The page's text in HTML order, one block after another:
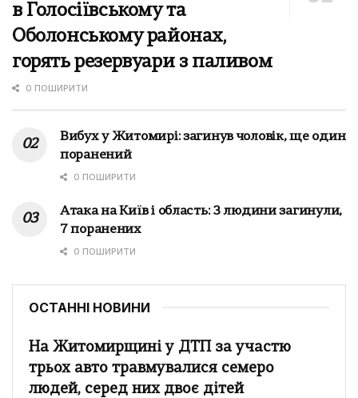
в Голосіївському та
Оболонському районах,
горять резервуари з паливом
0 ПОШИРИТИ
Вибух у Житомирі: загинув чоловік, ще один
поранений
0 ПОШИРИТИ
Атака на Київ і область: 3 людини загинули,
7 поранених
0 ПОШИРИТИ
ОСТАННІ НОВИНИ
На Житомирщині у ДТП за участю
трьох авто травмувалися семеро
людей, серед них двоє дітей